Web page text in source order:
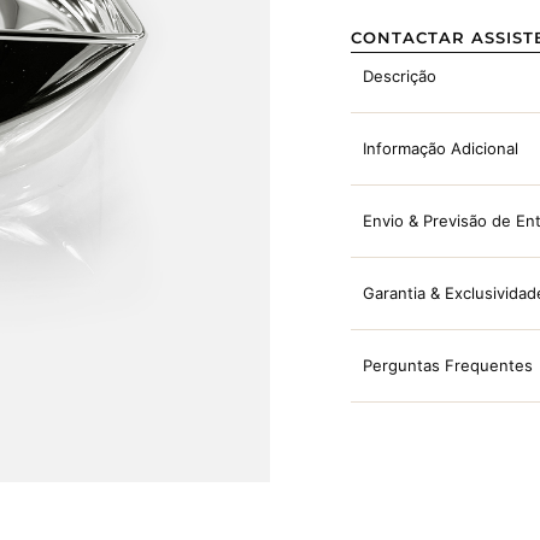
CONTACTAR
Descrição
Informação Adicional
Envio & Previsão de
Garantia &
Perguntas Frequentes